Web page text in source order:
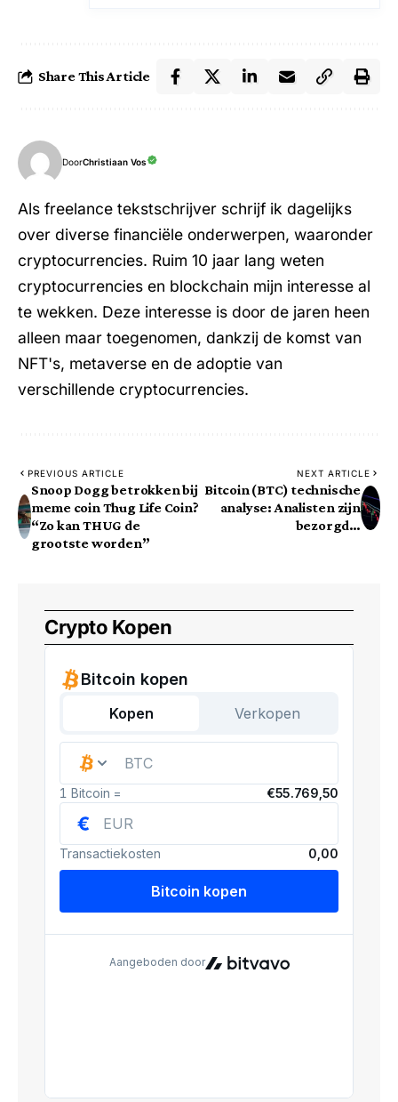
Share This Article
DoorChristiaan Vos
Als freelance tekstschrijver schrijf ik dagelijks
over diverse financiële onderwerpen, waaronder
cryptocurrencies. Ruim 10 jaar lang weten
cryptocurrencies en blockchain mijn interesse al
te wekken. Deze interesse is door de jaren heen
alleen maar toegenomen, dankzij de komst van
NFT's, metaverse en de adoptie van
verschillende cryptocurrencies.
PREVIOUS ARTICLE
Snoop Dogg betrokken bij
meme coin Thug Life Coin?
“Zo kan THUG de
grootste worden”
NEXT ARTICLE
Bitcoin (BTC) technische
analyse: Analisten zijn
bezorgd…
Crypto Kopen